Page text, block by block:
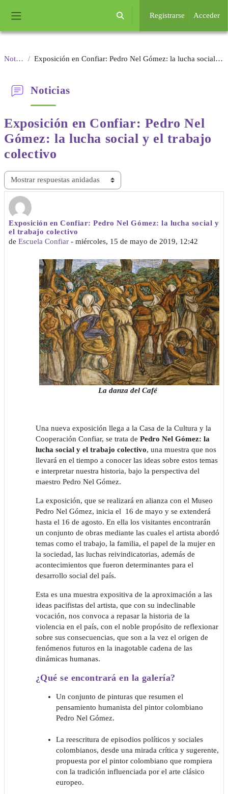
Selector de búsqueda de entrada
Registrarse Acceder
Noticias Exposición en Confiar: Pedro Nel Gómez: la lucha social y el trabajo colectivo
Noticias
Exposición en Confiar: Pedro Nel
Gómez: la lucha social y el trabajo
colectivo
Mostrar modo
Exposición en Confiar: Pedro Nel Gómez: la lucha social y
el trabajo colectivo
de Escuela Confiar - miércoles, 15 de mayo de 2019, 12:42
Número de respuestas: 0
La danza del Café
Una nueva exposición llega a la Casa de la Cultura y la
Cooperación Confiar, se trata de Pedro Nel Gómez: la
lucha social y el trabajo colectivo, una muestra que nos
llevará en el tiempo a conocer las ideas sobre estos temas
e interpretar nuestra historia, bajo la perspectiva del
maestro Pedro Nel Gómez.
La exposición, que se realizará en alianza con el Museo
Pedro Nel Gómez, inicia el 16 de mayo y se extenderá
hasta el 16 de agosto. En ella los visitantes encontrarán
un conjunto de obras mediante las cuales el artista abordó
temas como el trabajo, la familia, el papel de la mujer en
la sociedad, las luchas reivindicatorias, además de
acontecimientos que fueron determinantes para el
desarrollo social del país.
Esta es una muestra expositiva de la aproximación a las
ideas pacifistas del artista, que con su indeclinable
vocación, nos convoca a repasar la historia de la
violencia en el país, con el noble propósito de reflexionar
sobre sus consecuencias, que son a la vez el origen de
fenómenos futuros en la inagotable cadena de las
dinámicas humanas.
¿Qué se encontrará en la galería?
Un conjunto de pinturas que resumen el
pensamiento humanista del pintor colombiano
Pedro Nel Gómez.
La reescritura de episodios políticos y sociales
colombianos, desde una mirada crítica y sugerente,
propuesta por el pintor colombiano que rompiera
con la tradición influenciada por el arte clásico
europeo.